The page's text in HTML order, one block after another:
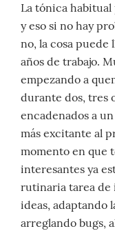
La tónica
y eso si no hay
no, la cosa puede
años de trabajo.
empezando a
durante dos, tres
encadenados a
más excitante al
momento en que
interesantes ya
rutinaria tarea de
ideas, adaptando
arreglando bugs,